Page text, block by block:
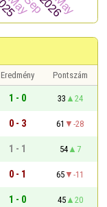
Eredmény
Pontszám
1 - 0 33
24
0 - 3 61
-28
1 - 1 54
7
0 - 1 65
-11
1 - 0 45
20